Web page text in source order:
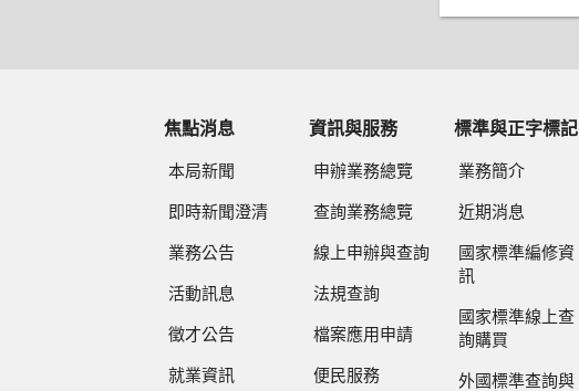
焦點消息
本局新聞
即時新聞澄清
業務公告
活動訊息
徵才公告
就業資訊
資訊與服務
申辦業務總覽
查詢業務總覽
線上申辦與查詢
法規查詢
檔案應用申請
便民服務
標準與正字標記
業務簡介
近期消息
國家標準編修資
訊
國家標準線上查
詢購買
外國標準查詢與